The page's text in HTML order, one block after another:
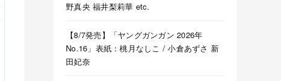
野真央 福井梨莉華 etc.
【8/7発売】「ヤングガンガン 2026年
No.16」表紙：桃月なしこ / 小倉あずさ 新
田妃奈